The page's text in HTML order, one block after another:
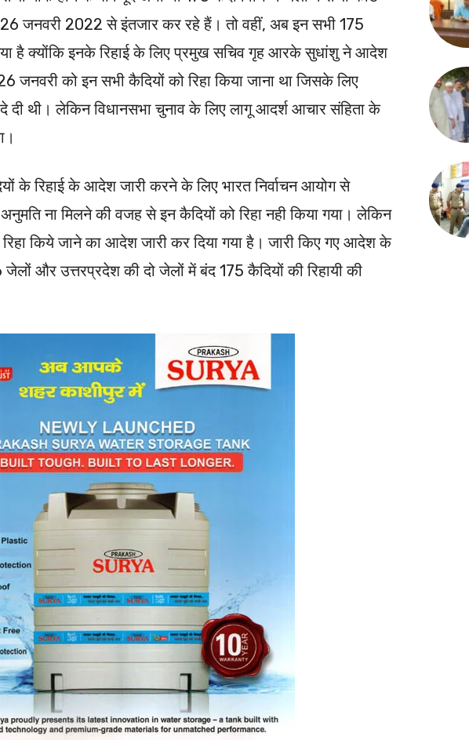
जनवरी 2022 से इंतजार कर रहे हैं। तो वहीं, अब इन सभी 175
है क्योंकि इनके रिहाई के लिए प्रमुख सचिव गृह आरके सुधांशु ने आदेश
जनवरी को इन सभी कैदियों को रिहा किया जाना था जिसके लिए
दी थी। लेकिन विधानसभा चुनाव के लिए लागू आदर्श आचार संहिता के
के रिहाई के आदेश जारी करने के लिए भारत निर्वाचन आयोग से
ना मिलने की वजह से इन कैदियों को रिहा नही किया गया। लेकिन
किये जाने का आदेश जारी कर दिया गया है। जारी किए गए आदेश के
और उत्तरप्रदेश की दो जेलों में बंद 175 कैदियों की रिहायी की